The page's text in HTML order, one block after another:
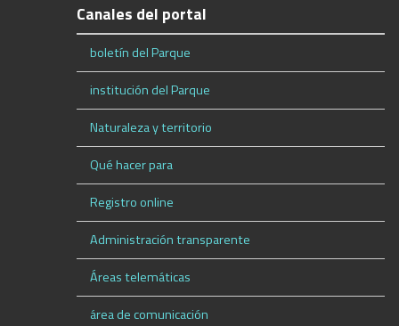
Canales del portal
boletín del Parque
institución del Parque
Naturaleza y territorio
Qué hacer para
Registro online
Administración transparente
Áreas telemáticas
área de comunicación